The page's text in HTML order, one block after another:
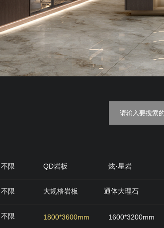
不限 QD岩板 炫·星岩
不限 大规格岩板 通体大理石
不限 1800*3600mm 1600*3200mm